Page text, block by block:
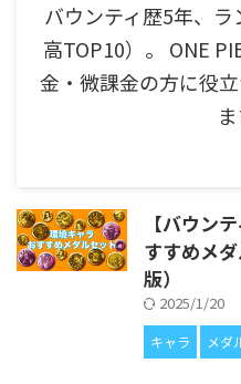
バウンティ歴5年、
高TOP10）。 ONE
金・微課金の方に役
【バウン
すすめメ
版）
2025/1/20
キャラ メダ